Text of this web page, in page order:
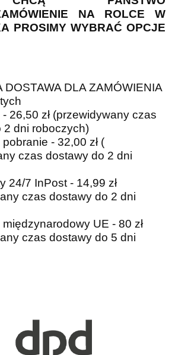
NA ROLCE W
PROSIMY WYBRAĆ OPCJE
DOSTAWA DLA ZAMÓWIENIA
26,50 zł (przewidywany czas
2 dni roboczych)
- 32,00 zł (
czas dostawy do 2 dni
24/7 InPost - 14,99 zł
czas dostawy do 2 dni
UE - 80 zł
czas dostawy do 5 dni